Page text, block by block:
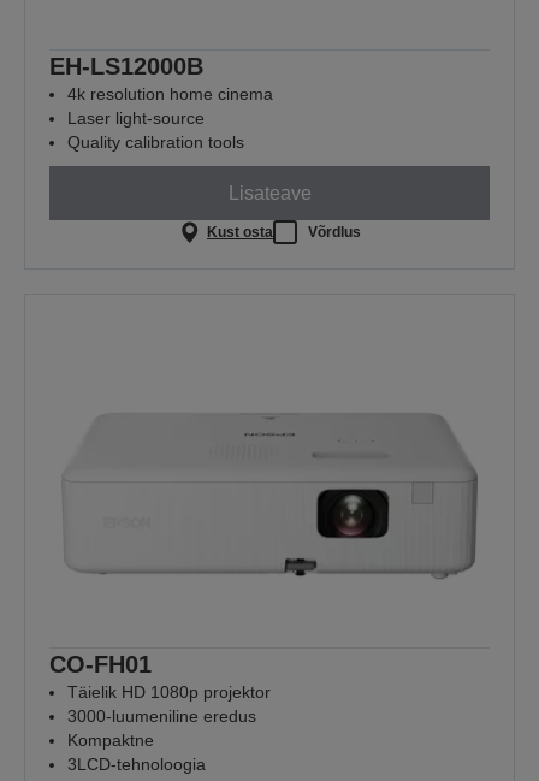
EH-LS12000B
4k resolution home cinema
Laser light-source
Quality calibration tools
Lisateave
Kust osta Võrdlus
CO-FH01
Täielik HD 1080p projektor
3000-luumeniline eredus
Kompaktne
3LCD-tehnoloogia